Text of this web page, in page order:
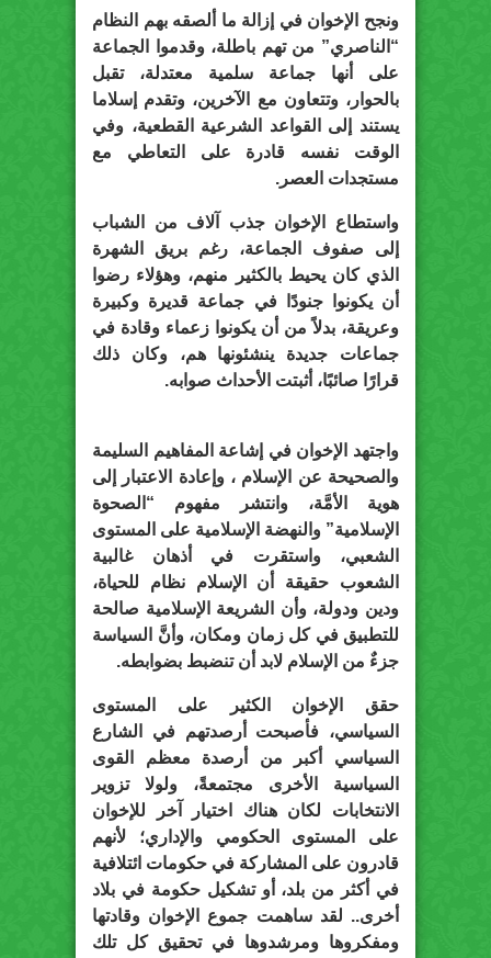
ونجح الإخوان في إزالة ما ألصقه بهم النظام
“الناصري” من تهم باطلة، وقدموا الجماعة
على أنها جماعة سلمية معتدلة، تقبل
بالحوار، وتتعاون مع الآخرين، وتقدم إسلاما
يستند إلى القواعد الشرعية القطعية، وفي
الوقت نفسه قادرة على التعاطي مع
مستجدات العصر.
واستطاع الإخوان جذب آلاف من الشباب
إلى صفوف الجماعة، رغم بريق الشهرة
الذي كان يحيط بالكثير منهم، وهؤلاء رضوا
أن يكونوا جنودًا في جماعة قديرة وكبيرة
وعريقة، بدلاً من أن يكونوا زعماء وقادة في
جماعات جديدة ينشئونها هم، وكان ذلك
قرارًا صائبًا، أثبتت الأحداث صوابه.
واجتهد الإخوان في إشاعة المفاهيم السليمة
والصحيحة عن الإسلام ، وإعادة الاعتبار إلى
هوية الأمَّة، وانتشر مفهوم “الصحوة
الإسلامية” والنهضة الإسلامية على المستوى
الشعبي، واستقرت في أذهان غالبية
الشعوب حقيقة أن الإسلام نظام للحياة،
ودين ودولة، وأن الشريعة الإسلامية صالحة
للتطبيق في كل زمان ومكان، وأنَّ السياسة
جزءٌ من الإسلام لابد أن تنضبط بضوابطه.
حقق الإخوان الكثير على المستوى
السياسي، فأصبحت أرصدتهم في الشارع
السياسي أكبر من أرصدة معظم القوى
السياسية الأخرى مجتمعةً، ولولا تزوير
الانتخابات لكان هناك اختيار آخر للإخوان
على المستوى الحكومي والإداري؛ لأنهم
قادرون على المشاركة في حكومات ائتلافية
في أكثر من بلد، أو تشكيل حكومة في بلاد
أخرى.. لقد ساهمت جموع الإخوان وقادتها
ومفكروها ومرشدوها في تحقيق كل تلك